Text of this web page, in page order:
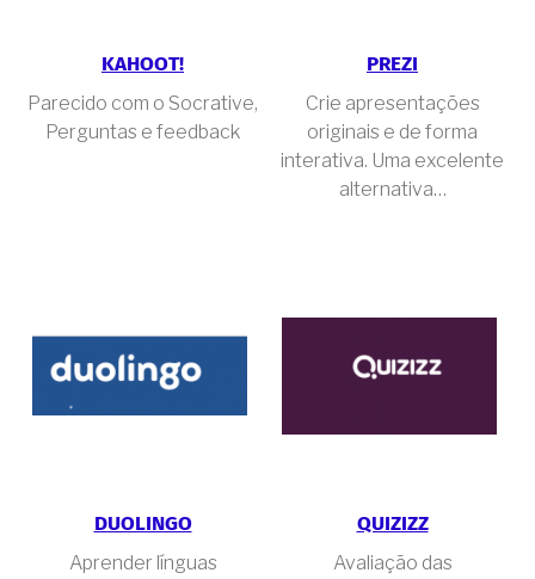
KAHOOT!
Parecido com o Socrative,
Perguntas e feedback
PREZI
Crie apresentações
originais e de forma
interativa. Uma excelente
alternativa…
DUOLINGO
Aprender línguas
QUIZIZZ
Avaliação das